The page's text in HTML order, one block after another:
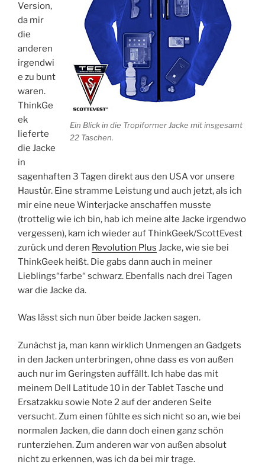
Ein Blick in die Tropiformer Jacke mit insgesamt
22 Taschen.
Version,
da mir
die
anderen
irgendwi
e zu bunt
waren.
ThinkGe
ek
lieferte
die Jacke
in
sagenhaften 3 Tagen direkt aus den USA vor unsere
Haustür. Eine stramme Leistung und auch jetzt, als ich
mir eine neue Winterjacke anschaffen musste
(trottelig wie ich bin, hab ich meine alte Jacke irgendwo
vergessen), kam ich wieder auf ThinkGeek/ScottEvest
zurück und deren Revolution Plus Jacke, wie sie bei
ThinkGeek heißt. Die gabs dann auch in meiner
Lieblings“farbe“ schwarz. Ebenfalls nach drei Tagen
war die Jacke da.
Was lässt sich nun über beide Jacken sagen.
Zunächst ja, man kann wirklich Unmengen an Gadgets
in den Jacken unterbringen, ohne dass es von außen
auch nur im Geringsten auffällt. Ich habe das mit
meinem Dell Latitude 10 in der Tablet Tasche und
Ersatzakku sowie Note 2 auf der anderen Seite
versucht. Zum einen fühlte es sich nicht so an, wie bei
normalen Jacken, die dann doch einen ganz schön
runterziehen. Zum anderen war von außen absolut
nicht zu erkennen, was ich da bei mir trage.